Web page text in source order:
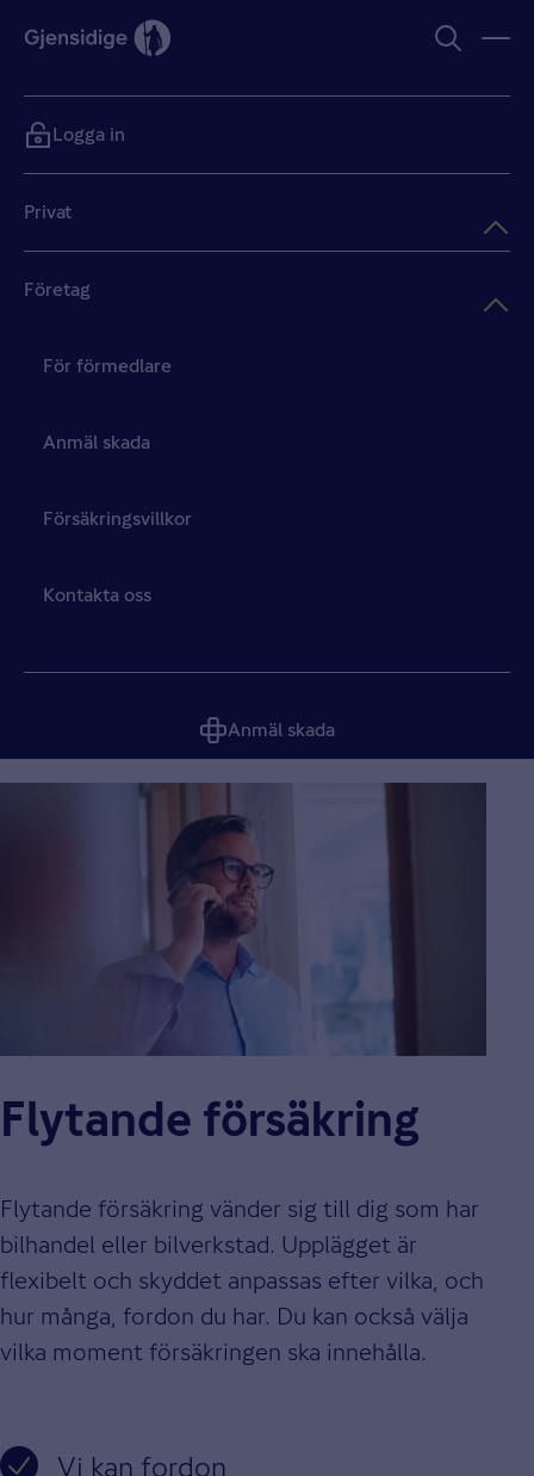
Privat
Företag
För förmedlare
Anmäl skada
Försäkringsvillkor
Kontakta oss
Anmäl skada
Logga in
Flytande försäkring
Flytande försäkring vänder sig till dig som har
bilhandel eller bilverkstad. Upplägget är
flexibelt och skyddet anpassas efter vilka, och
hur många, fordon du har. Du kan också välja
vilka moment försäkringen ska innehålla.
Vi kan fordon